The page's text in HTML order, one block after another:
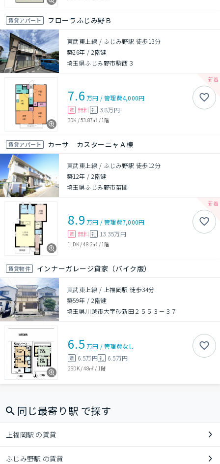
賃貸アパート フローラふじみ野Ｂ
東武東上線 / ふじみ野駅 徒歩13分
築26年 /2階建
埼玉県ふじみ野市駒西３
7.6 万円 /管理費4,000円
敷 無料 礼 3.8万円
3DK /53.87㎡ / 1階
賃貸アパート カーサ カスターニャＡ棟
東武東上線 / ふじみ野駅 徒歩12分
築12年 /2階建
埼玉県ふじみ野市苗間
8.9 万円 /管理費7,000円
敷 無料 礼 13.35万円
1LDK/48.2㎡ / 1階
賃貸物件 インナーガレージ貸家（バイク版）
東武東上線 / 上福岡駅 徒歩34分
築59年 /2階建
埼玉県川越市大字砂新田２５５３－３７
6.5 万円 /管理費なし
敷 6.5万円礼 6.5万円
2SDK/48㎡ / 1階
同じ最寄り駅 で探す
上福岡駅 の賃貸
ふじみ野駅 の賃貸